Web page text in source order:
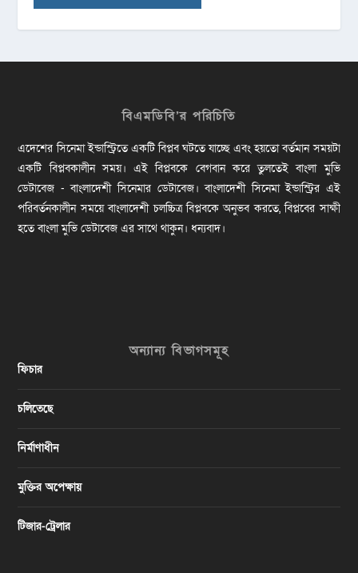
বিএমডিবি’র পরিচিতি
এদেশের সিনেমা ইন্ডাস্ট্রিতে একটি বিপ্লব ঘটতে যাচ্ছে এবং হয়তো বর্তমান সময়টা
একটি বিপ্লবকালীন সময়। এই বিপ্লবকে বেগবান করে তুলতেই বাংলা মুভি
ডেটাবেজ - বাংলাদেশী সিনেমার ডেটাবেজ। বাংলাদেশী সিনেমা ইন্ডাস্ট্রির এই
পরিবর্তনকালীন সময়ে বাংলাদেশী চলচ্চিত্র বিপ্লবকে অনুভব করতে, বিপ্লবের সাক্ষী
হতে বাংলা মুভি ডেটাবেজ এর সাথে থাকুন। ধন্যবাদ।
অন্যান্য বিভাগসমূহ
ফিচার
চলিতেছে
নির্মাণাধীন
মুক্তির অপেক্ষায়
টিজার-ট্রেলার